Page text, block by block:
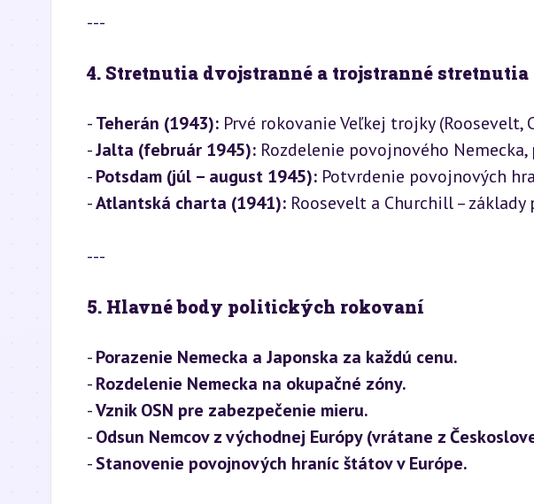
---
4. Stretnutia dvojstranné a trojstranné
- Teherán (1943): Prvé rokovanie Veľkej trojky (Roosevelt,
- Jalta (február 1945): Rozdelenie povojnového
- Potsdam (júl – august 1945): Potvrdenie povojnových
- Atlantská charta (1941): Roosevelt a Churchill –
---
5. Hlavné body politických rokovaní
- Porazenie Nemecka a Japonska za každú cenu.
- Rozdelenie Nemecka na okupačné zóny.
- Vznik OSN pre zabezpečenie mieru.
- Odsun Nemcov z východnej Európy (vrátane z
- Stanovenie povojnových hraníc štátov v Európe.